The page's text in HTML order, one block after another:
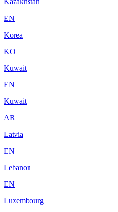
EN
Korea
KO
Kuwait
EN
Kuwait
AR
Latvia
EN
Lebanon
EN
Luxembourg